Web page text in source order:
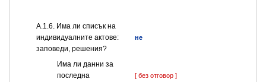
А.1.6. Има ли списък на
индивидуалните актове:
заповеди, решения?
не
Има ли данни за
последна
[ без отговор ]